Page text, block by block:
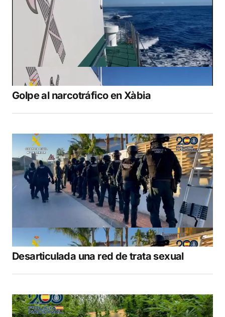
Golpe al narcotráfico en Xàbia
Desarticulada una red de trata sexual